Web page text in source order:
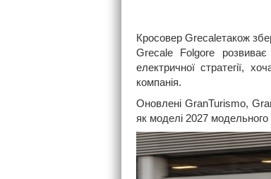
Кросовер Grecaleтакож
Grecale Folgore
електричної стратегії,
компанія.
Оновлені GranTurismo,
як моделі 2027 модельного